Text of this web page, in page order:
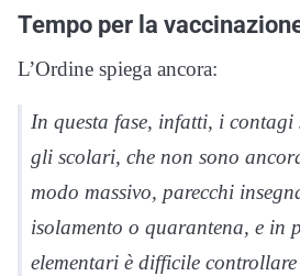
Tempo per la
L’Ordine spiega ancora:
In questa fase, infatti, i
gli scolari, che non sono
modo massivo, parecchi
isolamento o quarantena, e in
elementari è difficile controllare